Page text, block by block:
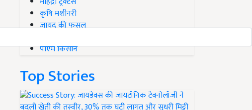
कृषि मशीनरी
जायद की फसल
पीएम किसान
Top Stories